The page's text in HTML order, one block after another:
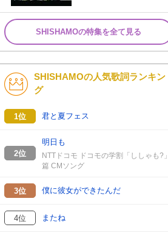
SHISHAMOの特集を全て見る
SHISHAMOの人気歌詞ランキン
グ
1位 君と夏フェス
2位
明日も
NTTドコモ ドコモの学割「ししゃも?」
篇 CMソング
3位 僕に彼女ができたんだ
4位 またね